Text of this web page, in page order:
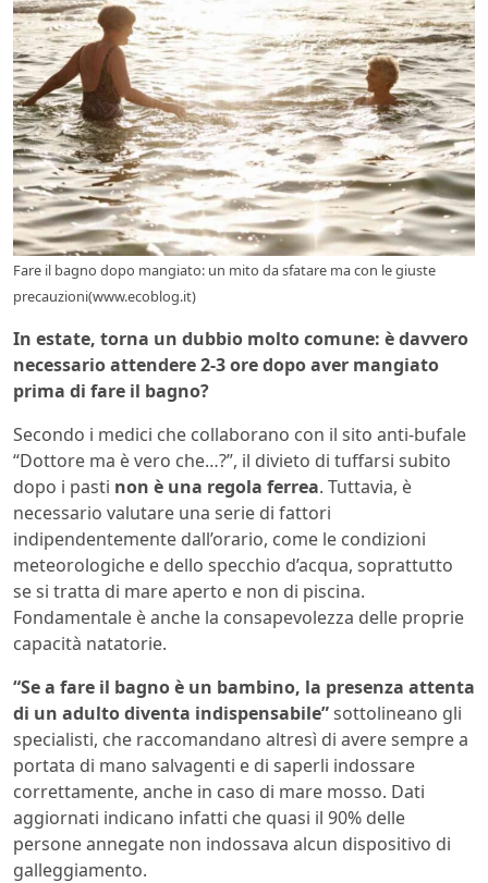
Fare il bagno dopo mangiato: un mito da sfatare ma con le giuste
precauzioni(www.ecoblog.it)
In estate, torna un dubbio molto comune: è davvero
necessario attendere 2-3 ore dopo aver mangiato
prima di fare il bagno?
Secondo i medici che collaborano con il sito anti-bufale
“Dottore ma è vero che…?”, il divieto di tuffarsi subito
dopo i pasti non è una regola ferrea. Tuttavia, è
necessario valutare una serie di fattori
indipendentemente dall’orario, come le condizioni
meteorologiche e dello specchio d’acqua, soprattutto
se si tratta di mare aperto e non di piscina.
Fondamentale è anche la consapevolezza delle proprie
capacità natatorie.
“Se a fare il bagno è un bambino, la presenza attenta
di un adulto diventa indispensabile”sottolineano gli
specialisti, che raccomandano altresì di avere sempre a
portata di mano salvagenti e di saperli indossare
correttamente, anche in caso di mare mosso. Dati
aggiornati indicano infatti che quasi il 90% delle
persone annegate non indossava alcun dispositivo di
galleggiamento.